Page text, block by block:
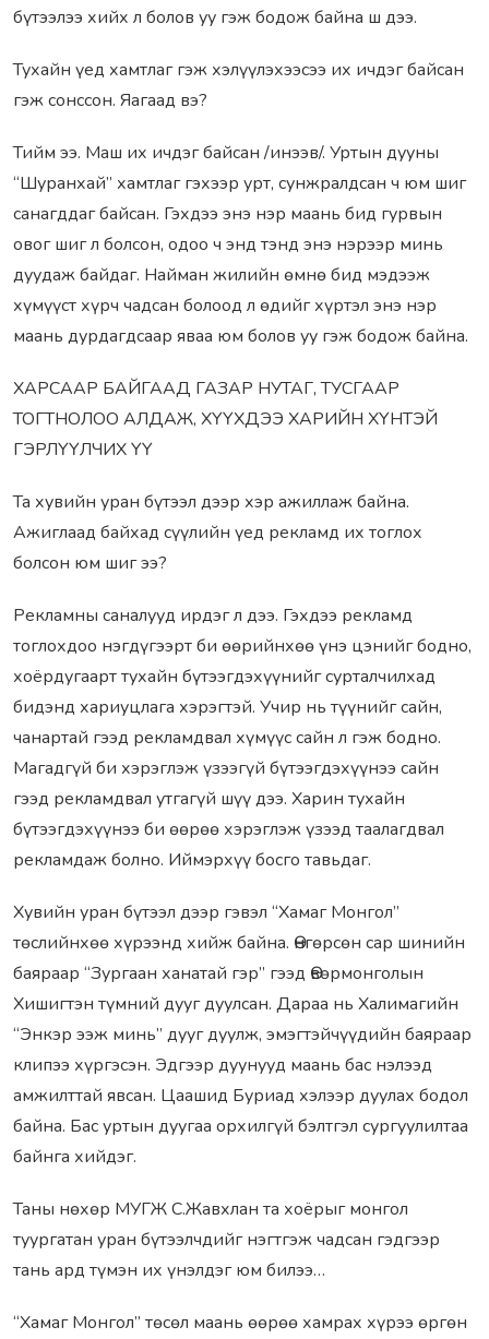
бүтээлээ хийх л болов уу гэж бодож байна ш дээ.
Тухайн үед хамтлаг гэж хэлүүлэхээсээ их ичдэг байсан
гэж сонссон. Яагаад вэ?
Тийм ээ. Маш их ичдэг байсан /инээв/. Уртын дууны
“Шуранхай” хамтлаг гэхээр урт, сунжралдсан ч юм шиг
санагддаг байсан. Гэхдээ энэ нэр маань бид гурвын
овог шиг л болсон, одоо ч энд тэнд энэ нэрээр минь
дуудаж байдаг. Найман жилийн өмнө бид мэдээж
хүмүүст хүрч чадсан болоод л өдийг хүртэл энэ нэр
маань дурдагдсаар яваа юм болов уу гэж бодож байна.
ХАРСААР БАЙГААД ГАЗАР НУТАГ, ТУСГААР
ТОГТНОЛОО АЛДАЖ, ХҮҮХДЭЭ ХАРИЙН ХҮНТЭЙ
ГЭРЛҮҮЛЧИХ ҮҮ
Та хувийн уран бүтээл дээр хэр ажиллаж байна.
Ажиглаад байхад сүүлийн үед рекламд их тоглох
болсон юм шиг ээ?
Рекламны саналууд ирдэг л дээ. Гэхдээ рекламд
тоглохдоо нэгдүгээрт би өөрийнхөө үнэ цэнийг бодно,
хоёрдугаарт тухайн бүтээгдэхүүнийг сурталчилхад
бидэнд хариуцлага хэрэгтэй. Учир нь түүнийг сайн,
чанартай гээд рекламдвал хүмүүс сайн л гэж бодно.
Магадгүй би хэрэглэж үзээгүй бүтээгдэхүүнээ сайн
гээд рекламдвал утгагүй шүү дээ. Харин тухайн
бүтээгдэхүүнээ би өөрөө хэрэглэж үзээд таалагдвал
рекламдаж болно. Иймэрхүү босго тавьдаг.
Хувийн уран бүтээл дээр гэвэл “Хамаг Монгол”
төслийнхөө хүрээнд хийж байна. Өнгөрсөн сар шинийн
баяраар “Зургаан ханатай гэр” гээд Өвөрмонголын
Хишигтэн түмний дууг дуулсан. Дараа нь Халимагийн
“Энкэр ээж минь” дууг дуулж, эмэгтэйчүүдийн баяраар
клипээ хүргэсэн. Эдгээр дуунууд маань бас нэлээд
амжилттай явсан. Цаашид Буриад хэлээр дуулах бодол
байна. Бас уртын дуугаа орхилгүй бэлтгэл сургуулилтаа
байнга хийдэг.
Таны нөхөр МУГЖ С.Жавхлан та хоёрыг монгол
туургатан уран бүтээлчдийг нэгтгэж чадсан гэдгээр
тань ард түмэн их үнэлдэг юм билээ…
“Хамаг Монгол” төсөл маань өөрөө хамрах хүрээ өргөн